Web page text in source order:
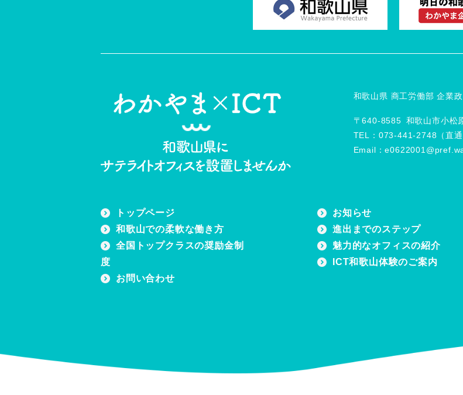
和歌山県 商工労働部 企業
〒640-8585 和歌山市小松
TEL：073-441-2748（直通
Email：
トップページ
和歌山での柔軟な働き方
全国トップクラスの奨励金制
度
お問い合わせ
お知らせ
進出までのステップ
魅力的なオフィスの紹介
ICT和歌山体験のご案内